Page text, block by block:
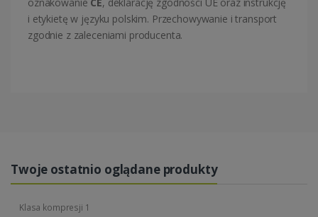
i etykietę w języku polskim. Przechowywanie i transport
zgodnie z zaleceniami producenta.
Twoje ostatnio oglądane produkty
Klasa kompresji 1